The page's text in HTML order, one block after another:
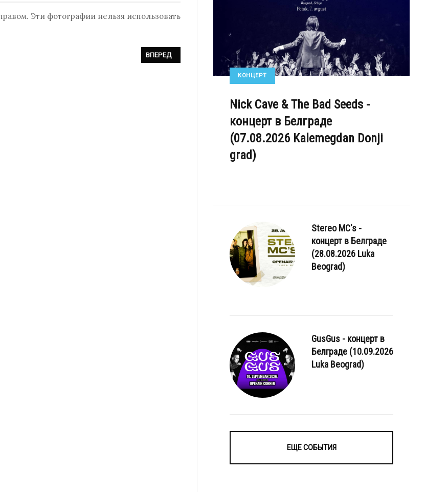
Эти фотографии нельзя использовать
SNOW FESTIVAL 2010 (04.12.2010, КЛУБ «ТОЧКА», МОСКВА, РОССИЯ)СЛЕДУЮЩИЙ: ФОТОРЕПОРТАЖ: SONO - КОНЦЕРТ НА VIII MOSCOW SYNTHETIC SNOW
ВПЕРЕД
КОНЦЕРТ
Nick Cave & The Bad Seeds -
концерт в Белграде
(07.08.2026 Kalemegdan Donji
grad)
Stereo MC's -
концерт в Белграде
(28.08.2026 Luka
Beograd)
GusGus - концерт в
Белграде (10.09.2026
Luka Beograd)
ЕЩЕ СОБЫТИЯ